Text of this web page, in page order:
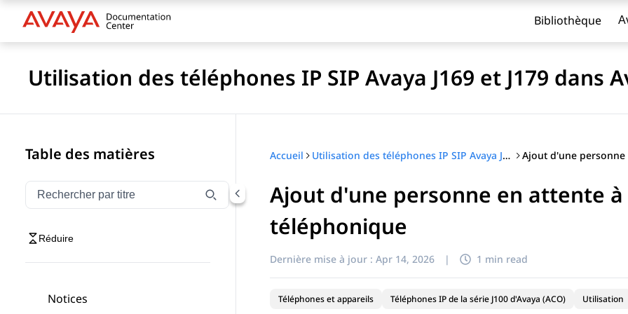
Bibliothèque
Utilisation des téléphones IP SIP Avaya J169 et J179 dans
Table des matières
Filtrer la navigation par titre
Saisissez pour filtrer les éléments de navigation par titre
Réduire
Notices
Accueil Utilisation des téléphones IP SIP Avaya J169 et J179 dans Avaya Aura®
Ajout d'une personne en attente
téléphonique
Dernière mise à jour : Apr 14, 2026 | 1 min read
Téléphones et appareils Téléphones IP de la série J100 d'Avaya (ACO) Utilisation